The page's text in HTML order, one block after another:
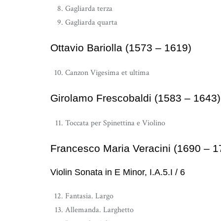
Gagliarda terza
Gagliarda quarta
Ottavio Bariolla (1573 – 1619)
Canzon Vigesima et ultima
Girolamo Frescobaldi (1583 – 1643)
Toccata per Spinettina e Violino
Francesco Maria Veracini (1690 –
Violin Sonata in E Minor, I.A.5.I / 6
Fantasia. Largo
Allemanda. Larghetto